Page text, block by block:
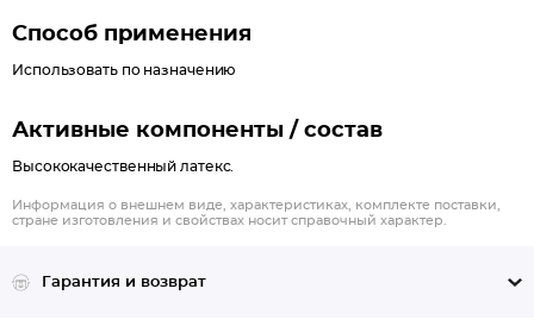
Способ применения
Использовать по назначению
Активные компоненты / состав
Высококачественный латекс.
Информация о внешнем виде, характеристиках, комплекте поставки,
стране изготовления и свойствах носит справочный характер.
Гарантия и возврат